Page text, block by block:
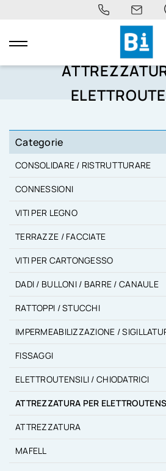
navigazione
Categorie
CONSOLIDARE / RISTRUTTURARE
CONNESSIONI
VITI PER LEGNO
TERRAZZE / FACCIATE
VITI PER CARTONGESSO
DADI / BULLONI / BARRE / CANAULE
RATTOPPI / STUCCHI
IMPERMEABILIZZAZIONE /
FISSAGGI
ELETTROUTENSILI / CHIODATRICI
ATTREZZATURA PER
ATTREZZATURA
MAFELL